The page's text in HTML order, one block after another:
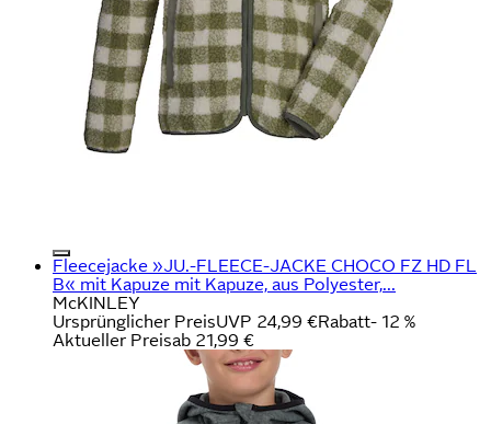
Fleecejacke »JU.-FLEECE-JACKE CHOCO FZ HD FL
B« mit Kapuze mit Kapuze, aus Polyester,...
McKINLEY
Ursprünglicher PreisUVP 24,99 €Rabatt- 12 %
Aktueller Preisab 21,99 €